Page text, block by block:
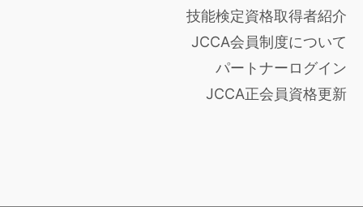
技能検定資格取得者紹介
JCCA会員制度について
パートナーログイン
JCCA正会員資格更新